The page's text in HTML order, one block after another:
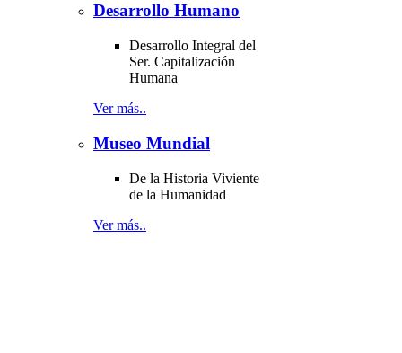
Desarrollo Humano
Desarrollo Integral del
Ser. Capitalización
Humana
Ver más..
Museo Mundial
De la Historia Viviente
de la Humanidad
Ver más..